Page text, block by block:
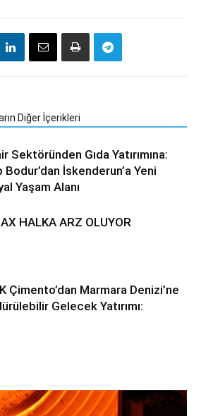
Diğer İçerikleri
Sektöründen Gıda Yatırımına:
Bodur’dan İskenderun’a Yeni
Yaşam Alanı
HALKA ARZ OLUYOR
Çimento’dan Marmara Denizi’ne
Gelecek Yatırımı: